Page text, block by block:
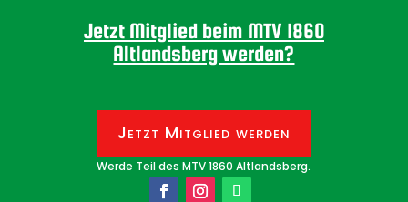
Jetzt Mitglied beim MTV 1860
Altlandsberg werden?
Jetzt Mitglied werden
Werde Teil des MTV 1860 Altlandsberg.